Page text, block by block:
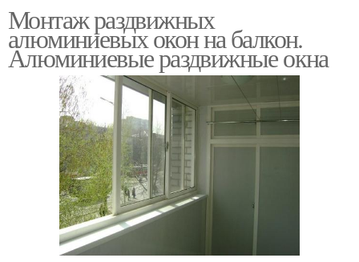
Монтаж раздвижных
алюминиевых окон на балкон.
Алюминиевые раздвижные окна